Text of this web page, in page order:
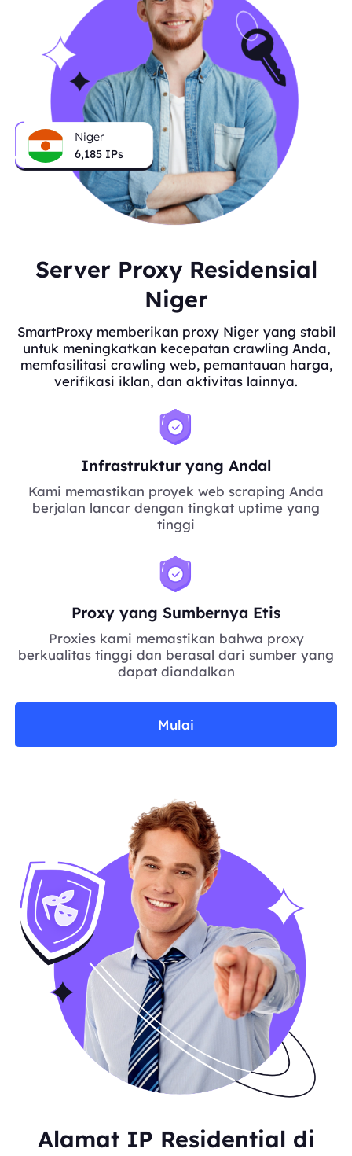
Niger
6,185 IPs
Server Proxy Residensial
Niger
SmartProxy memberikan proxy Niger yang stabil
untuk meningkatkan kecepatan crawling Anda,
memfasilitasi crawling web, pemantauan harga,
verifikasi iklan, dan aktivitas lainnya.
Infrastruktur yang Andal
Kami memastikan proyek web scraping Anda
berjalan lancar dengan tingkat uptime yang
tinggi
Proxy yang Sumbernya Etis
Proxies kami memastikan bahwa proxy
berkualitas tinggi dan berasal dari sumber yang
dapat diandalkan
Mulai
Alamat IP Residential di